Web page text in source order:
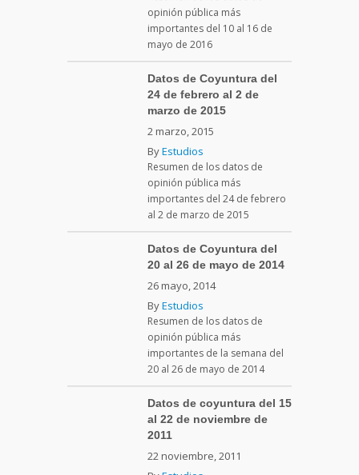
opinión pública más
importantes del 10 al 16 de
mayo de 2016
Datos de Coyuntura del
24 de febrero al 2 de
marzo de 2015
2 marzo, 2015
ByEstudios
Resumen de los datos de
opinión pública más
importantes del 24 de febrero
al 2 de marzo de 2015
Datos de Coyuntura del
20 al 26 de mayo de 2014
26 mayo, 2014
ByEstudios
Resumen de los datos de
opinión pública más
importantes de la semana del
20 al 26 de mayo de 2014
Datos de coyuntura del 15
al 22 de noviembre de
2011
22 noviembre, 2011